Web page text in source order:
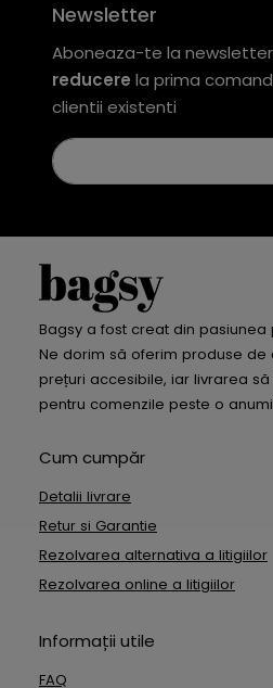
Newsletter
Aboneaza-te la
reducere la prima
clientii existenti
Bagsy a fost creat din
Ne dorim să oferim produse
prețuri accesibile, iar livrarea
pentru comenzile peste o
Cum cumpăr
Detalii livrare
Retur si Garantie
Rezolvarea alternativa a litigiilor
Rezolvarea online a litigiilor
Informații utile
FAQ